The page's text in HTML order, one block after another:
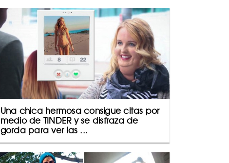
Una chica hermosa consigue citas por
medio de TINDER y se disfraza de
gorda para ver las ...